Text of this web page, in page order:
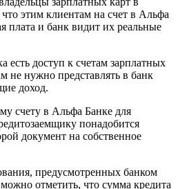
этим клиентам на счет в Альфа
плата и банк видит их реальные
есть доступ к счетам зарплатных
не нужно представлять в банк
доход.
счету в Альфа Банке для
понадобится
документ на собственное
предусмотренных банком
отметить, что сумма кредита